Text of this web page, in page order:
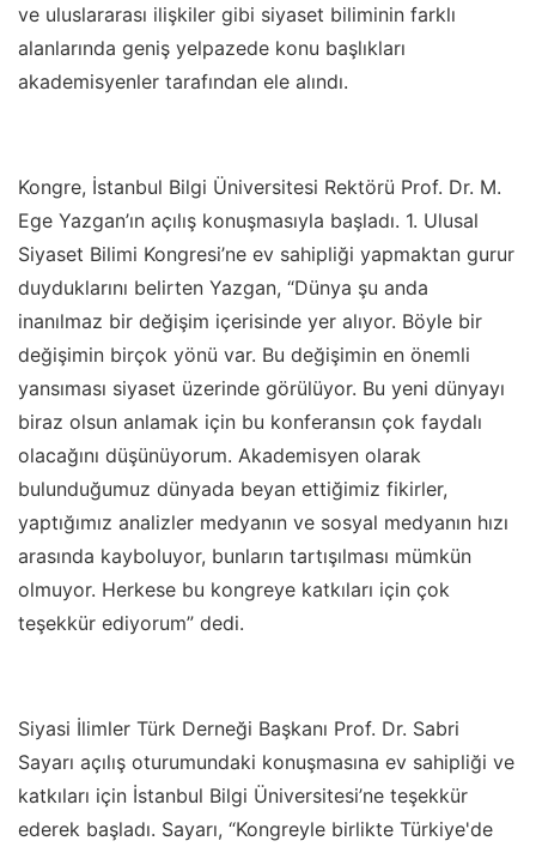
ve uluslararası ilişkiler gibi siyaset biliminin farklı
alanlarında geniş yelpazede konu başlıkları
akademisyenler tarafından ele alındı.
Kongre, İstanbul Bilgi Üniversitesi Rektörü Prof. Dr. M.
Ege Yazgan’ın açılış konuşmasıyla başladı. 1. Ulusal
Siyaset Bilimi Kongresi’ne ev sahipliği yapmaktan gurur
duyduklarını belirten Yazgan, “Dünya şu anda
inanılmaz bir değişim içerisinde yer alıyor. Böyle bir
değişimin birçok yönü var. Bu değişimin en önemli
yansıması siyaset üzerinde görülüyor. Bu yeni dünyayı
biraz olsun anlamak için bu konferansın çok faydalı
olacağını düşünüyorum. Akademisyen olarak
bulunduğumuz dünyada beyan ettiğimiz fikirler,
yaptığımız analizler medyanın ve sosyal medyanın hızı
arasında kayboluyor, bunların tartışılması mümkün
olmuyor. Herkese bu kongreye katkıları için çok
teşekkür ediyorum” dedi.
Siyasi İlimler Türk Derneği Başkanı Prof. Dr. Sabri
Sayarı açılış oturumundaki konuşmasına ev sahipliği ve
katkıları için İstanbul Bilgi Üniversitesi’ne teşekkür
ederek başladı. Sayarı, “Kongreyle birlikte Türkiye'de